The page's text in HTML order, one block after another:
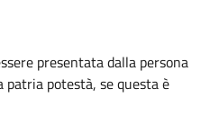
presentata dalla persona
patria potestà, se questa è